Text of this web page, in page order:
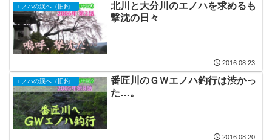
エノハの渓へ（旧釣行記）
北川と大分川のエノハを求めるも
撃沈の日々
2016.08.23
番匠川のＧＷエノハ釣行は渋かっ
た…。
2016.08.20